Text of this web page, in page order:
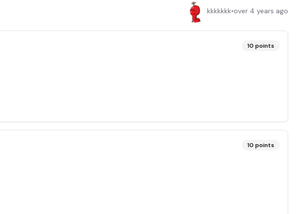
kkkkkkk•over 4 years ago
10 points
10 points